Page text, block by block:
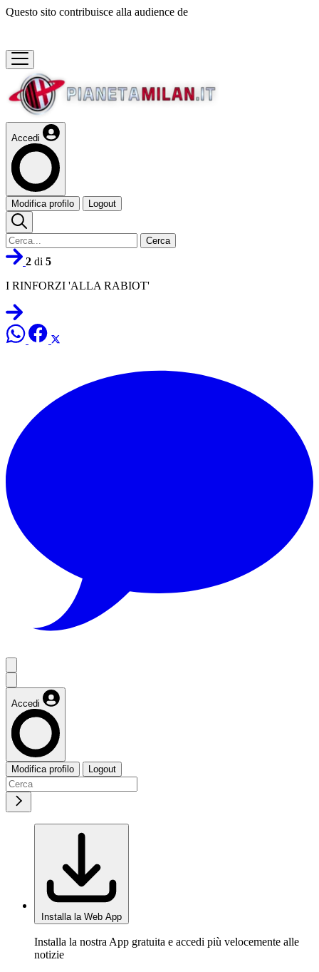
Questo sito contribuisce alla audience de
Accedi
Modifica profilo Logout
Cerca
2 di 5
I RINFORZI 'ALLA RABIOT'
Accedi
Modifica profilo Logout
Installa la Web App
Installa la nostra App gratuita e accedi più velocemente alle
notizie